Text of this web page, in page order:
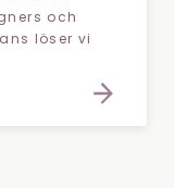
och
löser vi